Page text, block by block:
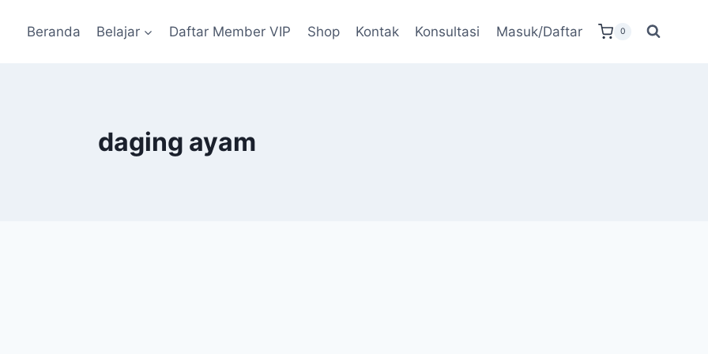
Beranda Belajar Daftar Member VIP Shop Kontak Konsultasi Masuk/Daftar 0
daging ayam